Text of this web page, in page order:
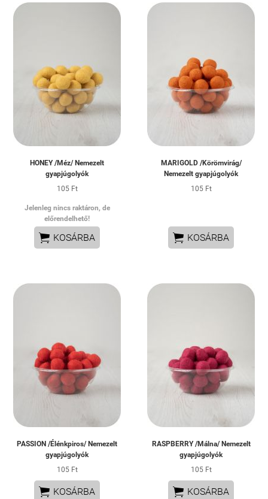
HONEY /Méz/ Nemezelt
gyapjúgolyók
105 Ft
Jelenleg nincs raktáron, de
előrendelhető!
 KOSÁRBA
MARIGOLD /Körömvirág/
Nemezelt gyapjúgolyók
105 Ft
 KOSÁRBA
PASSION /Élénkpiros/ Nemezelt
gyapjúgolyók
105 Ft
 KOSÁRBA
RASPBERRY /Málna/ Nemezelt
gyapjúgolyók
105 Ft
 KOSÁRBA